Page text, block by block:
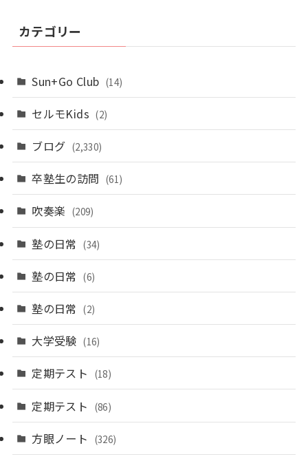
カテゴリー
Sun+Go Club (14)
セルモKids (2)
ブログ (2,330)
卒塾生の訪問 (61)
吹奏楽 (209)
塾の日常 (34)
塾の日常 (6)
塾の日常 (2)
大学受験 (16)
定期テスト (18)
定期テスト (86)
方眼ノート (326)